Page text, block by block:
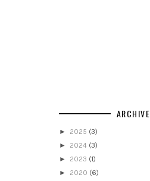
ARCHIVE
► 2025 (3)
► 2024 (3)
► 2023 (1)
► 2020 (6)